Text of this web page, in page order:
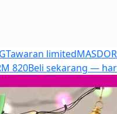
Tawaran limited
820Beli sekarang —